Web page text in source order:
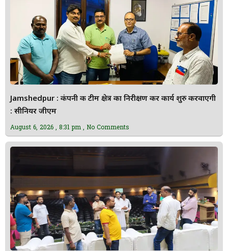
Jamshedpur : कंपनी की टीम क्षेत्र का निरीक्षण कर कार्य शुरु करवाएगी
: सीनियर जीएम
August 6, 2026 8:31 pm No Comments